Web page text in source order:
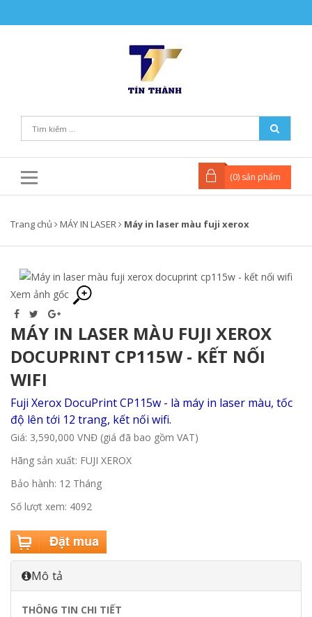
(0) sản phẩm
Trang chủ MÁY IN LASER Máy in laser màu fuji xerox
Xem ảnh gốc
MÁY IN LASER MÀU FUJI XEROX
DOCUPRINT CP115W - KẾT NỐI
WIFI
Fuji Xerox DocuPrintCP115w - là máy in laser màu, tốc
độ lên tới 12 trang, kết nối wifi.
Giá: 3,590,000 VNĐ (giá đã bao gồm VAT)
Hãng sản xuất: FUJI XEROX
Bảo hành: 12 Tháng
Số lượt xem: 4092
Mô tả
THÔNG TIN CHI TIẾT